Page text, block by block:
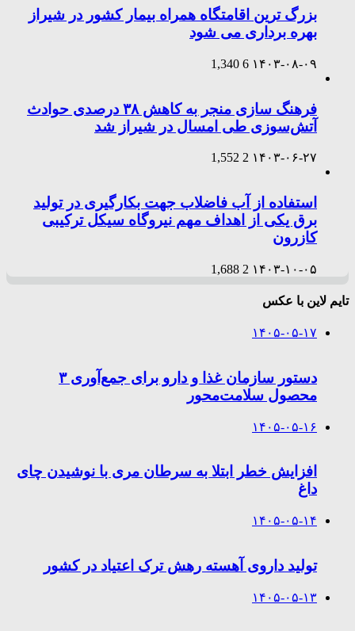
بزرگ ترین اقامتگاه همراه بیمار کشور در شیراز
بهره برداری می شود
۱۴۰۳-۰۸-۰۹ 6
1,340
فرهنگ سازی منجر به کاهش ۳۸ درصدی حوادث
آتش‌سوزی طی امسال در شیراز شد
۱۴۰۳-۰۶-۲۷ 2
1,552
استفاده از آب فاضلاب جهت بکارگیری در تولید
برق یکی از اهداف مهم نیروگاه سیکل ترکیبی
کازرون
۱۴۰۳-۱۰-۰۵ 2
1,688
تایم لاین با عکس
۱۴۰۵-۰۵-۱۷
دستور سازمان غذا و دارو برای جمع‌آوری ۳
محصول سلامت‌محور
۱۴۰۵-۰۵-۱۶
افزایش خطر ابتلا به سرطان مری با نوشیدن چای
داغ
۱۴۰۵-۰۵-۱۴
تولید داروی آهسته رهش ترک اعتیاد در کشور
۱۴۰۵-۰۵-۱۳